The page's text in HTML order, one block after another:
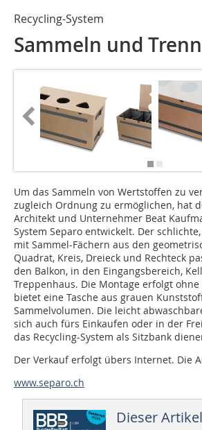
Recycling-System
Sammeln und
Um das Sammeln von Wertstoffen zu
zugleich Ordnung zu ermöglichen, hat
Architekt und Unternehmer Beat
System Separo entwickelt. Der
mit Sammel-Fächern aus den
Quadrat, Kreis, Dreieck und Rechteck
den Balkon, in den Eingangsbereich,
Treppenhaus. Die Mon­­tage erfolgt ohne
bietet eine Tasche aus grauen
Sammelvolumen. Die leicht
sich auch fürs Einkaufen oder in der
das Recycling-Sys­­tem als Sitzbank
Der Verkauf erfolgt übers Internet. Die
www.separo.ch
Dieser